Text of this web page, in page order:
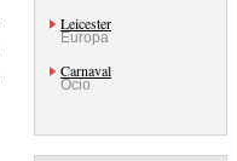
Leicester
Europa
Carnaval
Ocio